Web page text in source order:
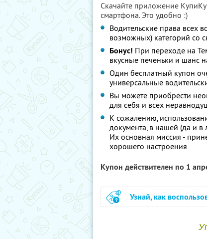
Скачайте приложение
смартфона. Это удобно :)
Водительские права всех
возможных) категорий со
Бонус! При переходе на
вкусные печеньки и шанс
Один бесплатный купон
универсальные
Вы можете приобрести
для себя и всех
К сожалению,
документа, в нашей (да и в
Их основная миссия -
хорошего настроения
Купон действителен по 1
Узнай, как